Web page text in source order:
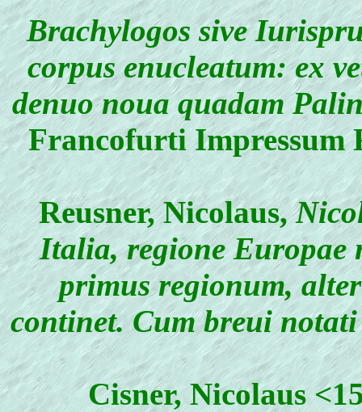
Brachylogos sive
corpus enucleatum: ex
denuo noua quadam
Francofurti Impressum
Reusner, Nicolaus,
Italia, regione
primus regionum,
continet. Cum breui
Cisner, Nicolaus